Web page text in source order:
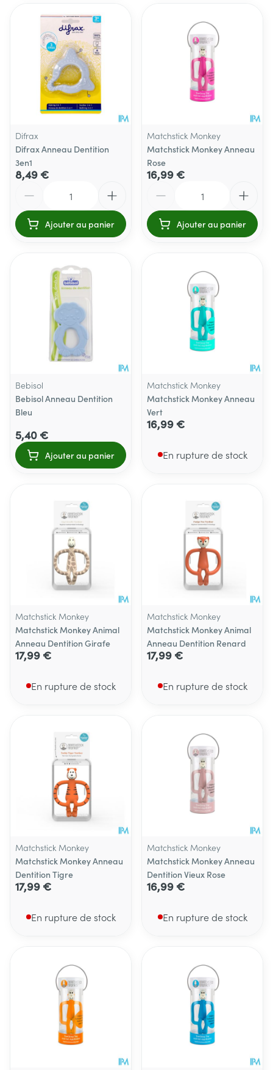
Difrax
Difrax Anneau Dentition
3en1
8,49 €
Ajouter au panier
Matchstick Monkey
Matchstick Monkey Anneau
Rose
16,99 €
Ajouter au panier
Bebisol
Bebisol Anneau Dentition
Bleu
5,40 €
Ajouter au panier
Matchstick Monkey
Matchstick Monkey Anneau
Vert
16,99 €
En rupture de stock
Matchstick Monkey
Matchstick Monkey Animal
Anneau Dentition Girafe
17,99 €
En rupture de stock
Matchstick Monkey
Matchstick Monkey Animal
Anneau Dentition Renard
17,99 €
En rupture de stock
Matchstick Monkey
Matchstick Monkey Anneau
Dentition Tigre
17,99 €
En rupture de stock
Matchstick Monkey
Matchstick Monkey Anneau
Dentition Vieux Rose
16,99 €
En rupture de stock